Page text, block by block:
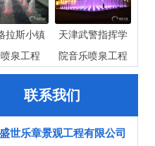
拉斯小镇
泉工程
天津武警指挥学
院音乐喷泉工程
联系我们
世乐章景观工程有限公司